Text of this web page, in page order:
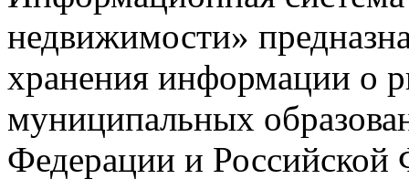
недвижимости»
хранения информации о
муниципальных
Федерации и Российской